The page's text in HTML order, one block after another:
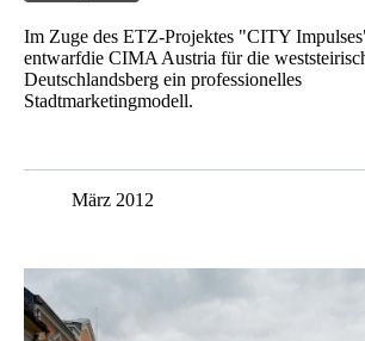
Im Zuge des ETZ-Projektes "CITY
entwarfdie CIMA Austria für die
Deutschlandsberg ein professionelles
Stadtmarketingmodell.
März 2012